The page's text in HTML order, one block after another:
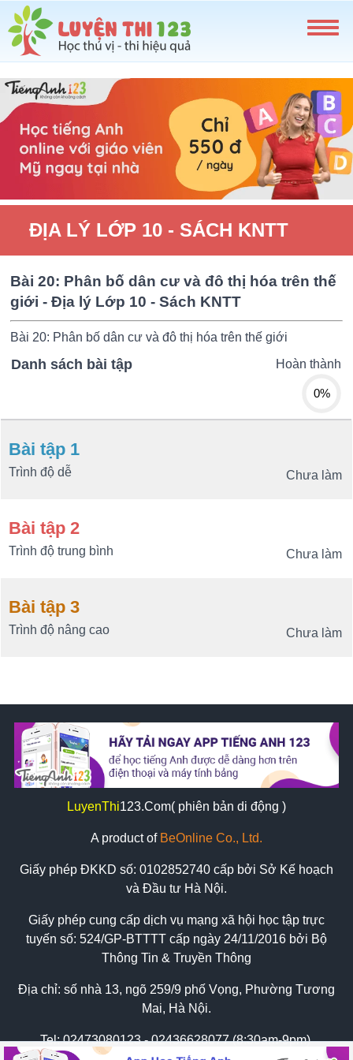
ĐỊA LÝ LỚP 10 - SÁCH KNTT
Bài 20: Phân bố dân cư và đô thị hóa trên thế
giới - Địa lý Lớp 10 - Sách KNTT
Bài 20: Phân bố dân cư và đô thị hóa trên thế giới
Danh sách bài tập Hoàn thành
0%
Bài tập 1
Chưa làm
Trình độ dễ
Bài tập 2
Chưa làm
Trình độ trung bình
Bài tập 3
Chưa làm
Trình độ nâng cao
LuyenThi123.Com( phiên bản di động )
A product of BeOnline Co., Ltd.
Giấy phép ĐKKD số: 0102852740 cấp bởi Sở Kế hoạch
và Đầu tư Hà Nội.
Giấy phép cung cấp dịch vụ mạng xã hội học tập trực
tuyến số: 524/GP-BTTTT cấp ngày 24/11/2016 bởi Bộ
Thông Tin & Truyền Thông
Địa chỉ: số nhà 13, ngõ 259/9 phố Vọng, Phường Tương
Mai, Hà Nội.
Tel:02473080123 - 02436628077 (8:30am-9pm)